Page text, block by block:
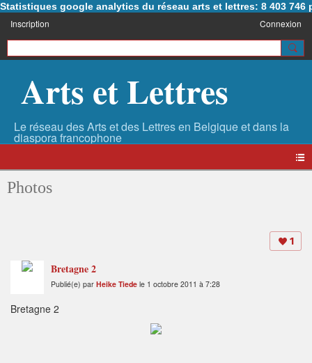
Statistiques google analytics du réseau arts et lettres: 8 403 746
Inscription Connexion
Arts et Lettres
Photos
1
Bretagne 2
Publié(e) par Heike Tiede le 1 octobre 2011 à 7:28
Bretagne 2